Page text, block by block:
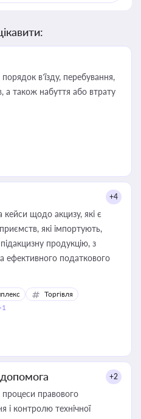
в’їзду, перебування,
а також набуття або втрату
+4
щодо акцизу, які є
які імпортують,
продукцію, з
ефективного податкового
Торгівля
+2
правового
і контролю технічної